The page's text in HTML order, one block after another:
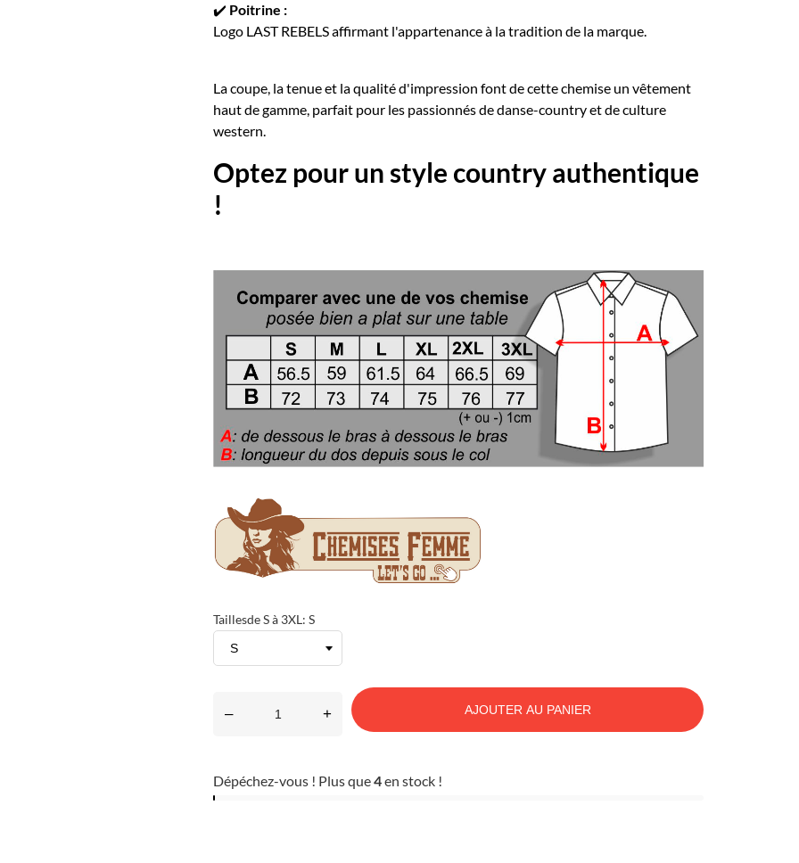
✔️ Poitrine :
Logo LAST REBELS affirmant l'appartenance à la tradition de la marque.
La coupe, la tenue et la qualité d'impression font de cette chemise un vêtement
haut de gamme, parfait pour les passionnés de danse-country et de culture
western.
Optez pour un style country authentique
!
Taillesde S à 3XL: S
– + AJOUTER AU PANIER
Dépéchez-vous ! Plus que4en stock !